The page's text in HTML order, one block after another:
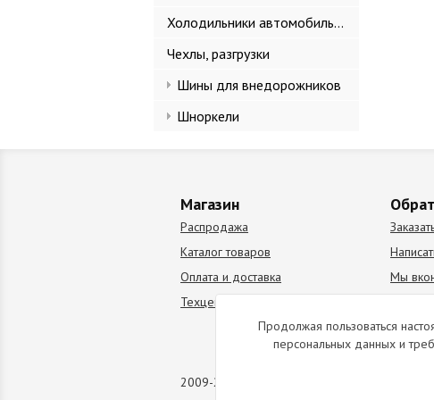
Холодильники автомобильные
Чехлы, разгрузки
Шины для внедорожников
Шноркели
Магазин
Распродажа
Каталог товаров
Оплата и доставка
Техцентр
Мы
2009-2026 © Все права защищены.
Продолжая пользоваться
персональных данных и